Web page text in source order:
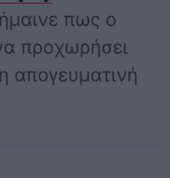
πως ο
προχωρήσει
απογευματινή